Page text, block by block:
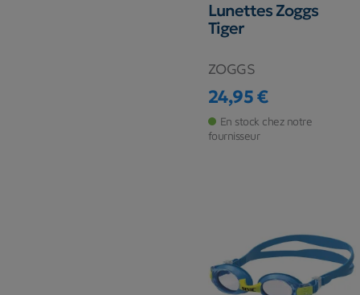
Lunettes Zoggs
Tiger
ZOGGS
Prix
24,95 €
En stock chez notre
fournisseur